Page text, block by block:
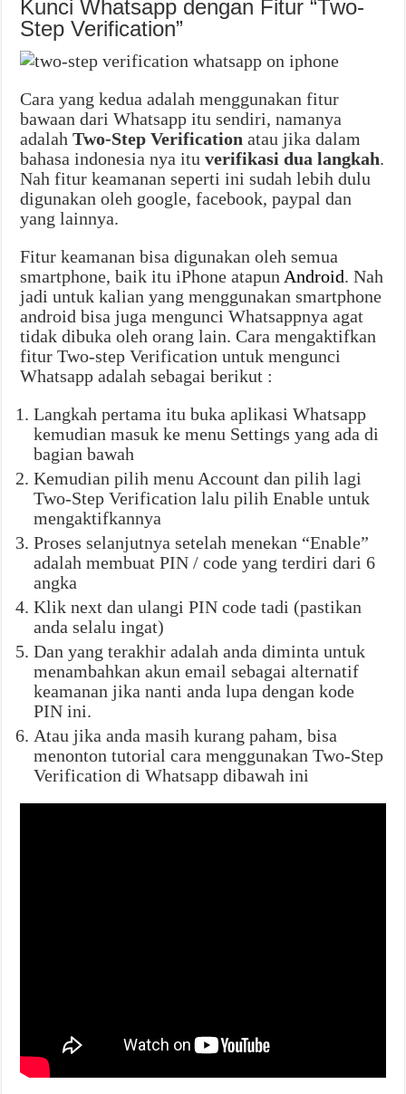
Kunci Whatsapp dengan Fitur “Two-
Step Verification”
Cara yang kedua adalah menggunakan fitur
bawaan dari Whatsapp itu sendiri, namanya
adalahTwo-Step Verification atau jika dalam
bahasa indonesia nya ituverifikasi dua langkah.
Nah fitur keamanan seperti ini sudah lebih dulu
digunakan oleh google, facebook, paypal dan
yang lainnya.
Fitur keamanan bisa digunakan oleh semua
smartphone, baik itu iPhone atapun Android. Nah
jadi untuk kalian yang menggunakan smartphone
android bisa juga mengunci Whatsappnya agat
tidak dibuka oleh orang lain. Cara mengaktifkan
fitur Two-step Verification untuk mengunci
Whatsapp adalah sebagai berikut :
Langkah pertama itu buka aplikasi Whatsapp
kemudian masuk ke menu Settings yang ada di
bagian bawah
Kemudian pilih menu Account dan pilih lagi
Two-Step Verification lalu pilih Enable untuk
mengaktifkannya
Proses selanjutnya setelah menekan “Enable”
adalah membuat PIN / code yang terdiri dari 6
angka
Klik next dan ulangi PIN code tadi (pastikan
anda selalu ingat)
Dan yang terakhir adalah anda diminta untuk
menambahkan akun email sebagai alternatif
keamanan jika nanti anda lupa dengan kode
PIN ini.
Atau jika anda masih kurang paham, bisa
menonton tutorial cara menggunakan Two-Step
Verification di Whatsapp dibawah ini